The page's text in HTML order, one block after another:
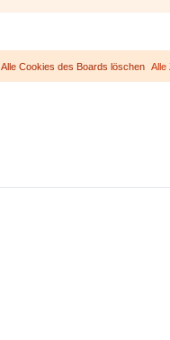
Alle
Alle Cookies des Boards löschen